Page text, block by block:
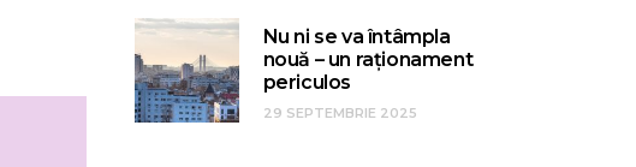
Nu ni se va întâmpla
nouă – un raționament
periculos
29 SEPTEMBRIE 2025